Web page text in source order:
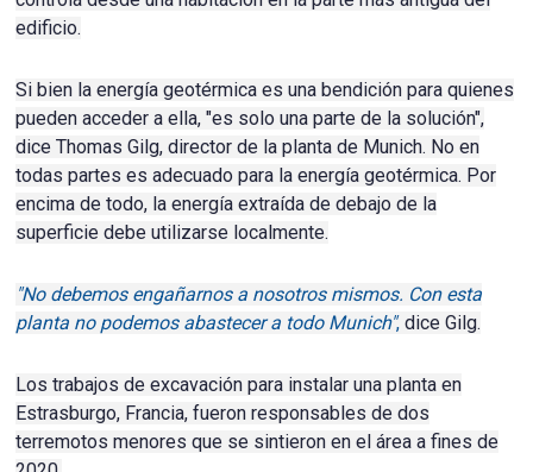
edificio.
Si bien la energía geotérmica es una bendición para quienes
pueden acceder a ella, "es solo una parte de la solución",
dice Thomas Gilg, director de la planta de Munich. No en
todas partes es adecuado para la energía geotérmica. Por
encima de todo, la energía extraída de debajo de la
superficie debe utilizarse localmente.
"No debemos engañarnos a nosotros mismos. Con esta
planta no podemos abastecer a todo Munich",dice Gilg.
Los trabajos de excavación para instalar una planta en
Estrasburgo, Francia, fueron responsables de dos
terremotos menores que se sintieron en el área a fines de